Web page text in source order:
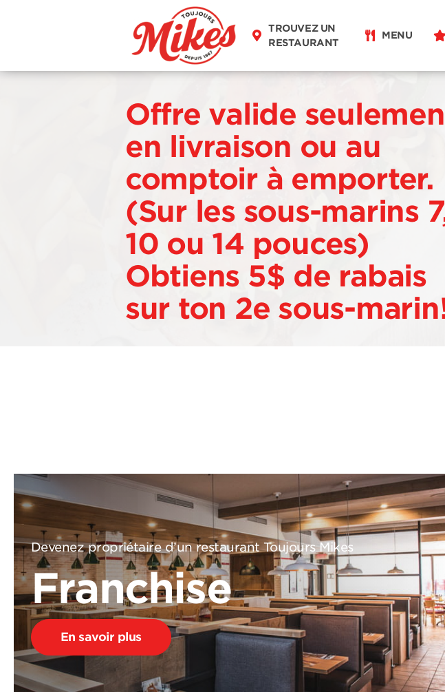
TROUVEZ UN
RESTAURANT
MENU
Offre valide
en livraison ou au
comptoir à emporter.
(Sur les sous-marins
10 ou 14 pouces)
Obtiens 5$ de rabais
sur ton 2e sous-
Devenez propriétaire d’un restaurant Toujours Mikes
Franchise
En savoir plus